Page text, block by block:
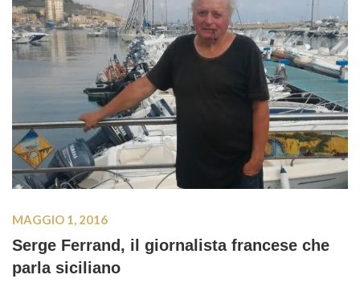
MAGGIO 1, 2016
Serge Ferrand, il giornalista francese che
parla siciliano